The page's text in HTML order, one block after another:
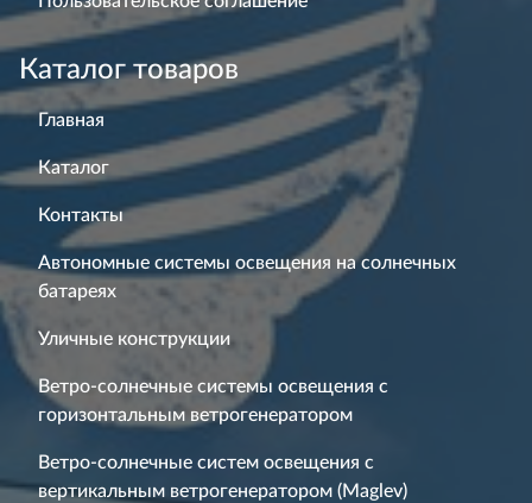
Каталог товаров
Главная
Каталог
Контакты
Автономные системы освещения на солнечных
батареях
Уличные конструкции
Ветро-солнечные системы освещения с
горизонтальным ветрогенератором
Ветро-солнечные систем освещения с
вертикальным ветрогенератором (Maglev)